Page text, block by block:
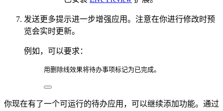
发送更多提示进一步增强应用。注意在你进行修改时预
览会实时更新。
例如，可以要求：
用删除线效果将待办事项标记为已完成。
你现在有了一个可运行的待办应用，可以继续添加功能。通过